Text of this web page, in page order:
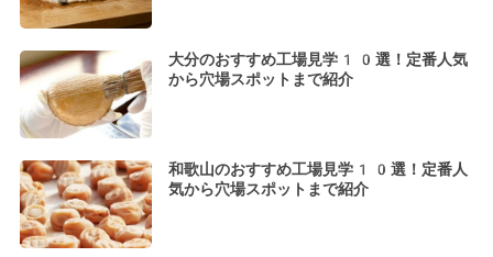
大分のおすすめ工場見学10選！定番人気
から穴場スポットまで紹介
和歌山のおすすめ工場見学10選！定番人
気から穴場スポットまで紹介